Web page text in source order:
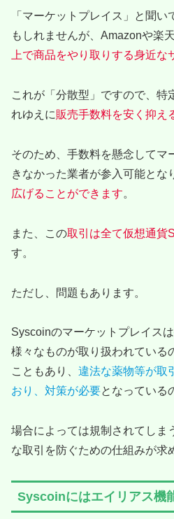
「マーケットプレイス」と聞
もしれませんが、Amazonや楽天
上で商品をやり取りする身近な
これが「分散型」ですので、特
れゆえに販売手数料を安く抑え
そのため、手数料を懸念してマ
きなかった業者が参入可能とな
広げることができます。
また、この取引は全て仮想通貨
す。
ただし、問題もあります。
Syscoinのマーケットプレイス
様々なものが取り扱われている
こともあり、 違法な薬物等が取
おり、対策が必要となっている
場合によっては規制されてしま
な取引を防ぐための仕組みが求
Syscoinにはエイリアス機